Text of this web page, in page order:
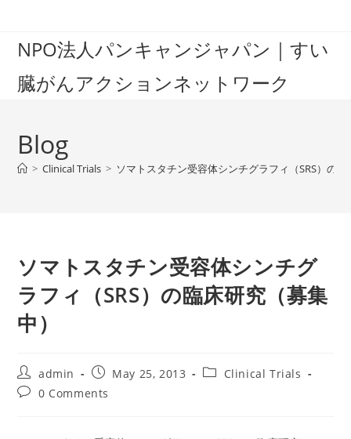
contentNPO法人パンキャンジャパン｜すい
臓がんアクションネットワーク
Blog
> Clinical Trials > ソマトスタチン受容体シンチグラフィ（SRS）の
ソマトスタチン受容体シンチグ
ラフィ（SRS）の臨床研究（募集
中）
Post
author:
admin
Post
published:
May 25, 2013
PostClinical Trials
Post0 Comments